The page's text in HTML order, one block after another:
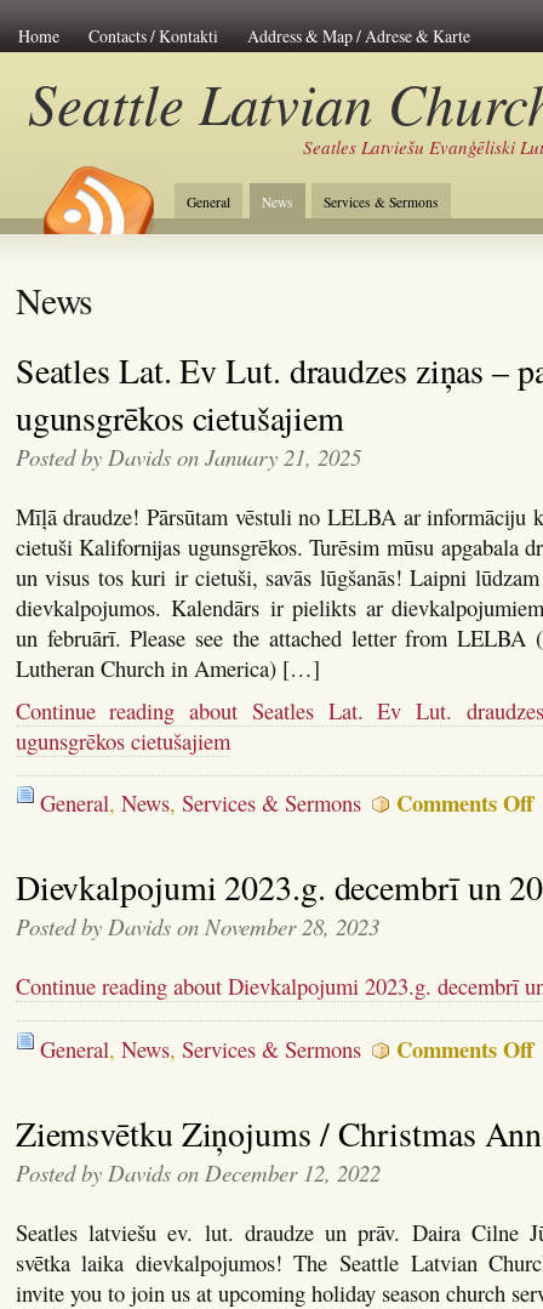
Home Contacts / Kontakti Address & Map / Adrese & Karte
Seattle Latvian
Seatles Latviešu Evanģēliski
General News Services & Sermons
News
Seatles Lat. Ev Lut. draudzes ziņas –
ugunsgrēkos cietušajiem
Posted by Davids on January 21, 2025
Mīļā draudze! Pārsūtam vēstuli no LELBA ar informāciju
cietuši Kalifornijas ugunsgrēkos. Turēsim mūsu apgabala
un visus tos kuri ir cietuši, savās lūgšanās! Laipni
dievkalpojumos. Kalendārs ir pielikts ar
un februārī. Please see the attached letter from LELBA
Lutheran Church in America) […]
Continue reading about Seatles Lat. Ev Lut.
ugunsgrēkos cietušajiem
General, News, Services & Sermons Comments Off
Dievkalpojumi 2023.g. decembrī un
Posted by Davids on November 28, 2023
Continue reading about Dievkalpojumi 2023.g. decembrī
General, News, Services & Sermons Comments Off
Ziemsvētku Ziņojums / Christmas
Posted by Davids on December 12, 2022
Seatles latviešu ev. lut. draudze un prāv. Daira Cilne
svētka laika dievkalpojumos! The Seattle Latvian
invite you to join us at upcoming holiday season church